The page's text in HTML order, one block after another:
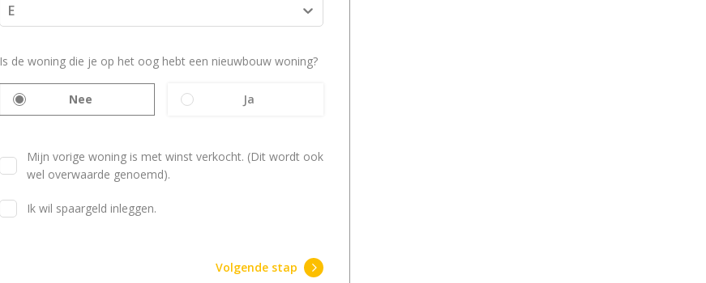
E
Is de woning die je op het oog hebt een nieuwbouw woning?
Nee Ja
Mijn vorige woning is met winst verkocht. (Dit wordt ook
wel overwaarde genoemd).
Ik wil spaargeld inleggen.
Volgende stap